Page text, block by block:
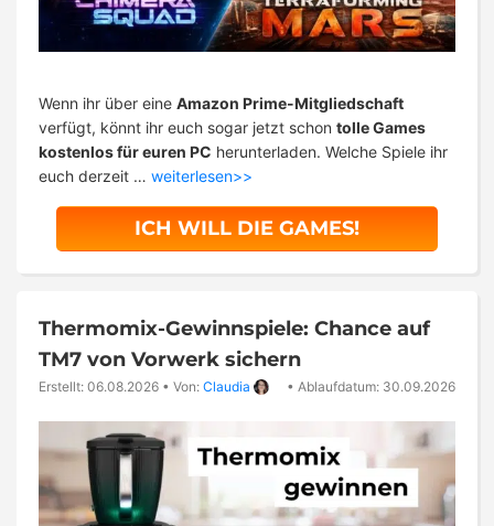
Wenn ihr über eine Amazon Prime-Mitgliedschaft
verfügt, könnt ihr euch sogar jetzt schon tolle Games
kostenlos für euren PC herunterladen. Welche Spiele ihr
euch derzeit … weiterlesen>>
ICH WILL DIE GAMES!
Thermomix-Gewinnspiele: Chance auf
TM7 von Vorwerk sichern
Erstellt: 06.08.2026 • Von: Claudia • Ablaufdatum: 30.09.2026